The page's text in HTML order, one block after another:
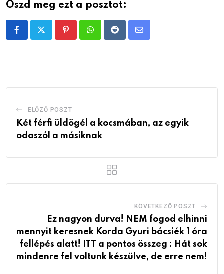
Oszd meg ezt a posztot:
PinterestWhatsappRedditShare
ELŐZŐ POSZT
Két férfi üldögél a kocsmában, az egyik
odaszól a másiknak
KÖVETKEZŐ POSZT
Ez nagyon durva! NEM fogod elhinni
mennyit keresnek Korda Gyuri bácsiék 1 óra
fellépés alatt! ITT a pontos összeg : Hát sok
mindenre fel voltunk készülve, de erre nem!